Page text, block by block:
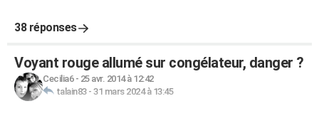
38 réponses
Voyant rouge allumé sur congélateur, danger ?
Cecilia6- 25 avr. 2014 à 12:42
talain83- 31 mars 2024 à 13:45